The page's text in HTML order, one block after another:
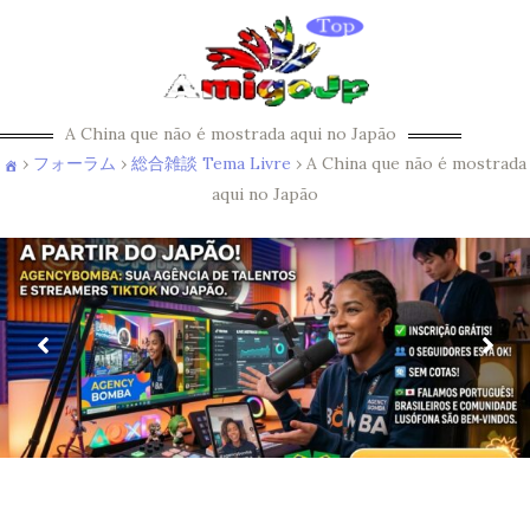
A China que não é mostrada aqui no Japão
› フォーラム › 総合雑談 Tema Livre › A China que não é mostrada
aqui no Japão